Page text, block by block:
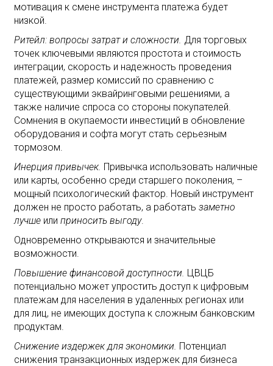
мотивация к смене инструмента платежа будет
низкой.
Ритейл: вопросы затрат и сложности. Для торговых
точек ключевыми являются простота и стоимость
интеграции, скорость и надежность проведения
платежей, размер комиссий по сравнению с
существующими эквайринговыми решениями, а
также наличие спроса со стороны покупателей.
Сомнения в окупаемости инвестиций в обновление
оборудования и софта могут стать серьезным
тормозом.
Инерция привычек. Привычка использовать наличные
или карты, особенно среди старшего поколения, –
мощный психологический фактор. Новый инструмент
должен не просто работать, а работать заметно
лучше или приносить выгоду.
Одновременно открываются и значительные
возможности.
Повышение финансовой доступности. ЦВЦБ
потенциально может упростить доступ к цифровым
платежам для населения в удаленных регионах или
для лиц, не имеющих доступа к сложным банковским
продуктам.
Снижение издержек для экономики. Потенциал
снижения транзакционных издержек для бизнеса